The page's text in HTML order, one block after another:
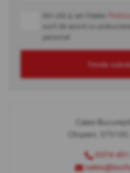
Am citit și am înțeles
sunt de acord cu
personal
Trimite
Calea
Otopeni,
0374 451